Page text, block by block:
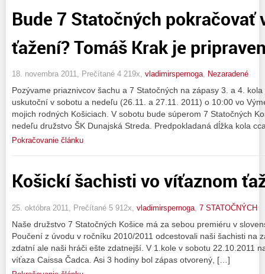
Bude 7 Statočných pokračovať
ťažení? Tomáš Krak je
18. novembra 2011, Prečítané 4 219x, vladimirspernoga, Nezaradené
Pozývame priaznivcov šachu a 7 Statočných na zápasy 3. a 4.
uskutoční v sobotu a nedeľu (26.11. a 27.11. 2011) o 10:00 vo
mojich rodných Košiciach. V sobotu bude súperom 7 Statočných
nedeľu družstvo ŠK Dunajská Streda. Predpokladaná dĺžka kola
Pokračovanie článku
Košickí šachisti vo víťaznom
25. októbra 2011, Prečítané 5 912x, vladimirspernoga 7 STATOČNÝCH
Naše družstvo 7 Statočných Košice má za sebou premiéru v
Poučení z úvodu v ročníku 2010/2011 odcestovali naši šachisti na
zdatní ale naši hráči ešte zdatnejší. V 1.kole v sobotu 22.10.2011
víťaza Caissa Čadca. Asi 3 hodiny bol zápas otvorený, […]